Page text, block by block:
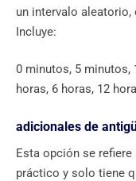
un intervalo
Incluye:
0 minutos, 5 minutos,
horas, 6 horas, 12
adicionales de
Esta opción se
práctico y solo tiene